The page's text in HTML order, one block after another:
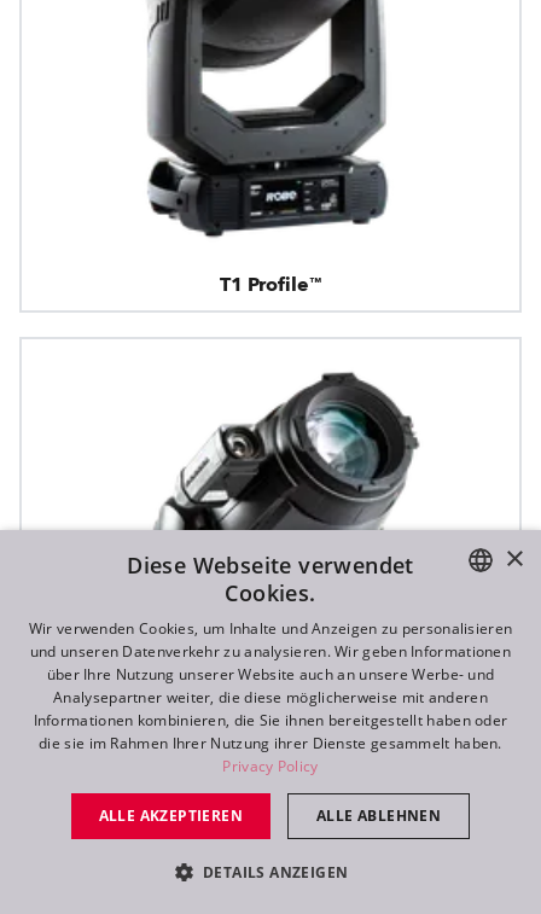
T1 Profile™
T1 Profile FS™
ENGLISH
FR
RU
×
Diese Webseite verwendet
Cookies.
Wir verwenden Cookies, um Inhalte und Anzeigen zu personalisieren
und unseren Datenverkehr zu analysieren. Wir geben Informationen
über Ihre Nutzung unserer Website auch an unsere Werbe- und
Analysepartner weiter, die diese möglicherweise mit anderen
Informationen kombinieren, die Sie ihnen bereitgestellt haben oder
die sie im Rahmen Ihrer Nutzung ihrer Dienste gesammelt haben.
Privacy Policy
ALLE AKZEPTIEREN ALLE ABLEHNEN
DETAILS ANZEIGEN